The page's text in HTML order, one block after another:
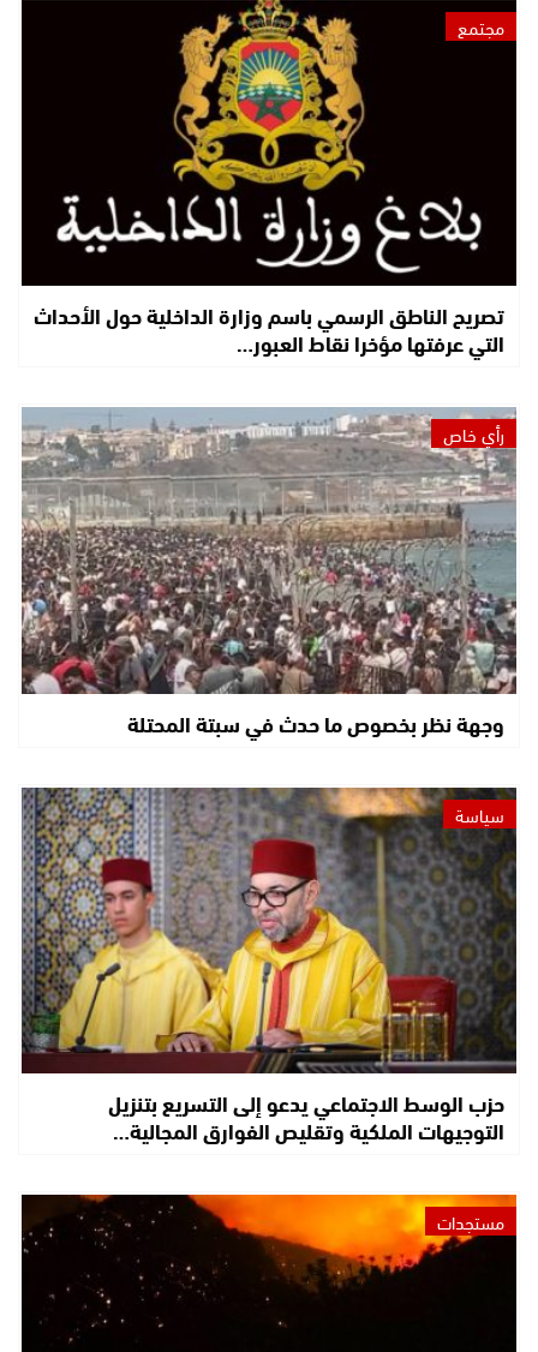
مجتمع
تصريح الناطق الرسمي باسم وزارة الداخلية حول الأحداث
التي عرفتها مؤخرا نقاط العبور…
رأي خاص
وجهة نظر بخصوص ما حدث في سبتة المحتلة
سياسة
حزب الوسط الاجتماعي يدعو إلى التسريع بتنزيل
التوجيهات الملكية وتقليص الفوارق المجالية…
مستجدات